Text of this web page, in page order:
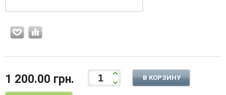
1 200.00 грн. В КОРЗИНУ